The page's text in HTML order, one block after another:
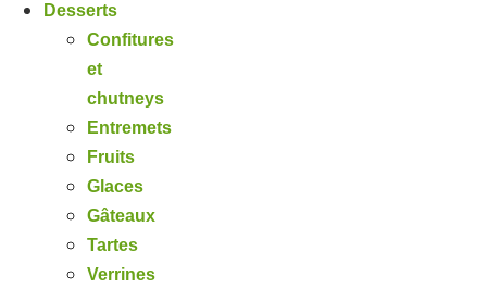
Desserts
Confitures
et
chutneys
Entremets
Fruits
Glaces
Gâteaux
Tartes
Verrines